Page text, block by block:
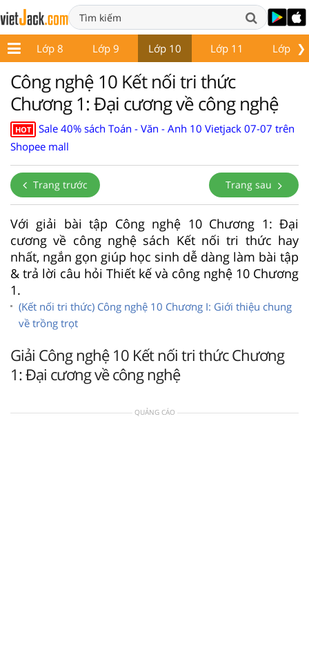
❯
Lớp 8 Lớp 9 Lớp 10 Lớp 11 Lớp 12
Công nghệ 10 Kết nối tri thức
Chương 1: Đại cương về công nghệ
HOT
Sale 40% sách Toán - Văn - Anh 10 Vietjack 07-07 trên
Shopee mall
Trang trước Trang sau
Với giải bài tập Công nghệ 10 Chương 1: Đại
cương về công nghệ sách Kết nối tri thức hay
nhất, ngắn gọn giúp học sinh dễ dàng làm bài tập
& trả lời câu hỏi Thiết kế và công nghệ 10 Chương
1.
(Kết nối tri thức) Công nghệ 10 Chương I: Giới thiệu chung
về trồng trọt
Giải Công nghệ 10 Kết nối tri thức Chương
1: Đại cương về công nghệ
QUẢNG CÁO